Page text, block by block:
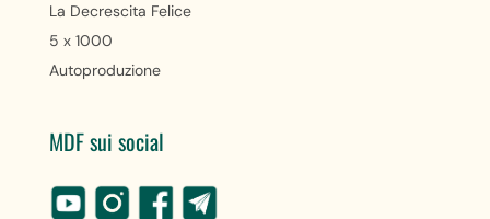
La Decrescita Felice
5 x 1000
Autoproduzione
MDF sui social